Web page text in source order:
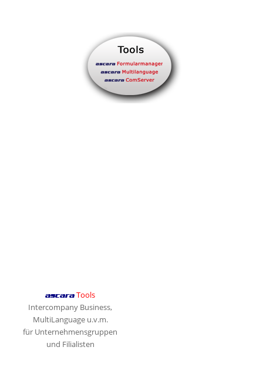
ascara Tools
Intercompany Business,
MultiLanguage u.v.m.
für Unternehmensgruppen
und Filialisten